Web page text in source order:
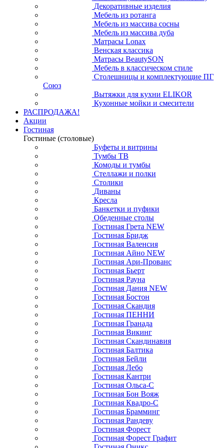
Декоративные изделия
Мебель из ротанга
Мебель из массива сосны
Мебель из массива дуба
Матрасы Lonax
Венская классика
Матрасы BeautySON
Мебель в классическом стиле
Столешницы и комплектующие ПГ
Союз
Вытяжки для кухни ELIKOR
Кухонные мойки и смесители
РАСПРОДАЖА!
Акции
Гостиная
Гостиные (столовые)
Буфеты и витрины
Тумбы ТВ
Комоды и тумбы
Стеллажи и полки
Столики
Диваны
Кресла
Банкетки и пуфики
Обеденные столы
Гостиная Грета NEW
Гостиная Бридж
Гостиная Валенсия
Гостиная Айно NEW
Гостиная Ари-Прованс
Гостиная Бьерт
Гостиная Рауна
Гостиная Дания NEW
Гостиная Бостон
Гостиная Скандия
Гостиная ПЕННИ
Гостиная Гранада
Гостиная Викинг
Гостиная Скандинавия
Гостиная Балтика
Гостиная Бейли
Гостиная Лебо
Гостиная Кантри
Гостиная Ольса-С
Гостиная Бон Вояж
Гостиная Квадро-С
Гостиная Брамминг
Гостиная Рандеву
Гостиная Форест
Гостиная Форест Графит